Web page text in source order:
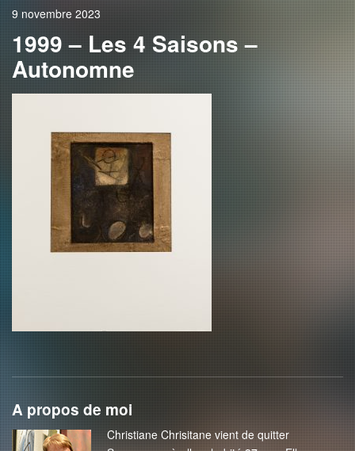
9 novembre 2023
1999 – Les 4 Saisons –
Autonomne
A propos de moi
Christiane Chrisitane vient de quitter